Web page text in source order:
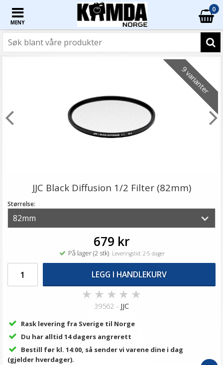
MENY
0
9 varianter
JJC Black Diffusion 1/2 Filter (82mm)
Størrelse:
679 kr
På lager (2 stk)Leveringstid: 2-5 dager
LEGG I HANDLEKURV
★ ★ ★ ★ ★
39562 - JJC
Rask levering fra Sverige til Norge
Du har alltid 14 dagers angrerett
Bestill før kl. 14:00, så sender vi varene dine i dag
(gjelder hverdager).